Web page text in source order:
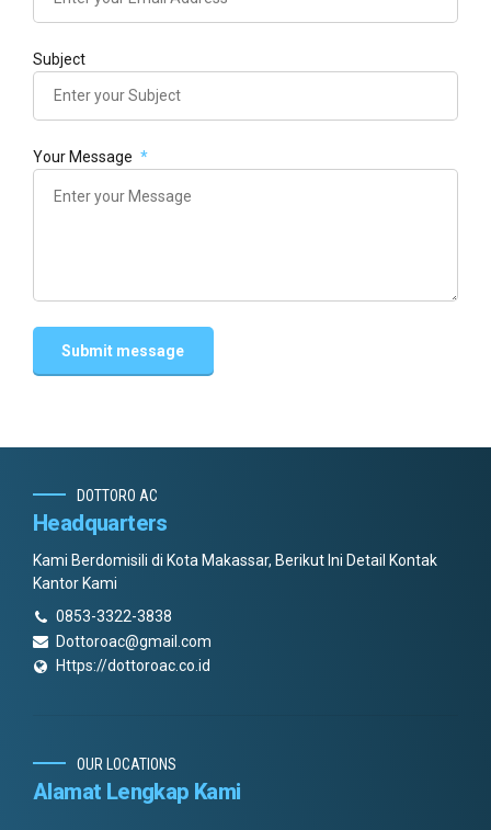
Subject
Your Message
DOTTORO AC
Headquarters
Kami Berdomisili di Kota Makassar, Berikut Ini Detail Kontak
Kantor Kami
0853-3322-3838
Dottoroac@gmail.com
Https://dottoroac.co.id
OUR LOCATIONS
Alamat Lengkap Kami